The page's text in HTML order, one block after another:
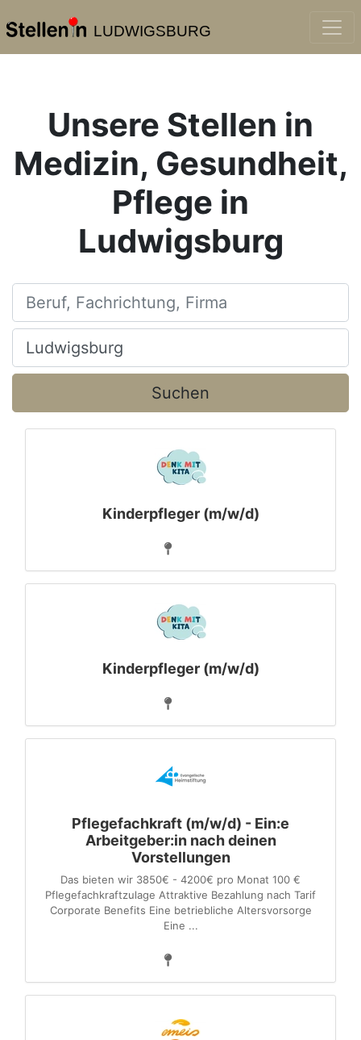
LUDWIGSBURG
Unsere Stellen in
Medizin, Gesundheit,
Pflege in
Ludwigsburg
Beruf, Fachrichtung, Firma
Ort, Stadt
Suchen
Kinderpfleger (m/w/d)
Kinderpfleger (m/w/d)
Pflegefachkraft (m/w/d) - Ein:e
Arbeitgeber:in nach deinen
Vorstellungen
Das bieten wir 3850€ - 4200€ pro Monat 100 €
Pflegefachkraftzulage Attraktive Bezahlung nach Tarif
Corporate Benefits Eine betriebliche Altersvorsorge
Eine ...